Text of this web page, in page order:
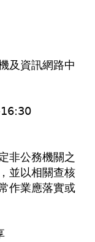
及資訊網路中
非公務機關之
並以相關查核
作業應落實或